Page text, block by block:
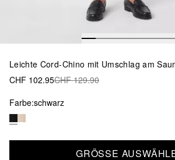
Leichte Cord-Chino mit Umschlag am
CHF 102.95CHF 129.90
Farbe:schwarz
GRÖSSE